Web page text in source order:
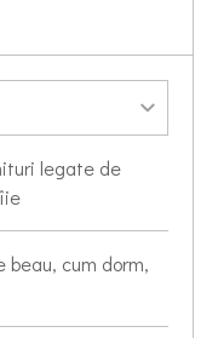
legate de
beau, cum dorm,